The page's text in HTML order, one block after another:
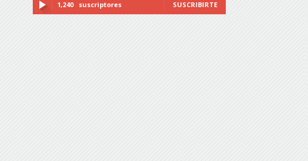
1,240 suscriptores SUSCRIBIRTE